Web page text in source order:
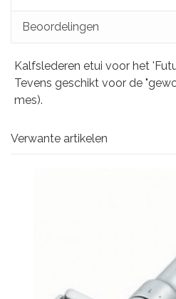
Beoordelingen
Kalfslederen etui voor het
Tevens geschikt voor de
mes).
Verwante artikelen